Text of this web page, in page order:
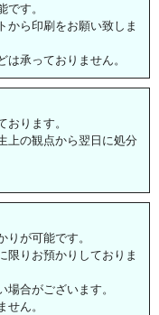
す。
から印刷をお願い致しま
承っておりません。
ります。
上の観点から翌日に処分
りが可能です。
限りお預かりしておりま
合がございます。
ん。